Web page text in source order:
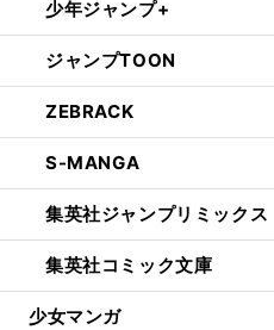
少年ジャンプ+
ジャンプTOON
ZEBRACK
S-MANGA
集英社ジャンプリミックス
集英社コミック文庫
少女マンガ